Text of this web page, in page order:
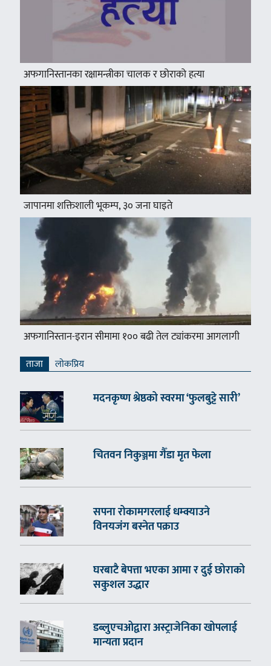
अफगानिस्तानका रक्षामन्त्रीका चालक र छोराको हत्या
जापानमा शक्तिशाली भूकम्प, ३० जना घाइते
अफगानिस्तान-इरान सीमामा १०० बढी तेल ट्यांकरमा आगलागी
ताजा लाेकप्रिय
मदनकृष्ण श्रेष्ठको स्वरमा ‘फुलबुट्टे सारी’
चितवन निकुञ्जमा गैँडा मृत फेला
सपना रोकामगरलाई धम्क्याउने
विनयजंग बस्नेत पक्राउ
घरबाटै बेपत्ता भएका आमा र दुई छोराको
सकुशल उद्धार
डब्लुएचओद्वारा अस्ट्राजेनिका खोपलाई
मान्यता प्रदान